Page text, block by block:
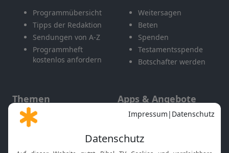
Programmübersicht
Tipps der Redaktion
Sendungen von A-Z
Programmheft
kostenlos anfordern
Weitersagen
Beten
Spenden
Testamentsspende
Botschafter werden
Themen
Gott und Bibel erklärt
Apps & Angebote
Mobile App